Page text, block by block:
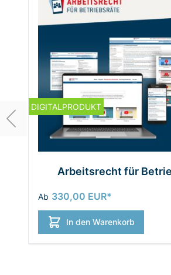
DIGITALPRODUKT
Arbeitsrecht für
Ab 330,00 EUR
In den Warenkorb